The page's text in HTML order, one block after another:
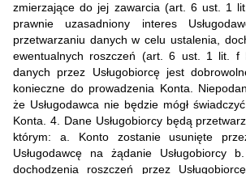
zmierzające do jej zawarcia (art. 6 ust. 1
prawnie uzasadniony interes
przetwarzaniu danych w celu ustalenia,
ewentualnych roszczeń (art. 6 ust. 1 lit. f
danych przez Usługobiorcę jest
konieczne do prowadzenia Konta.
że Usługodawca nie będzie mógł
Konta. 4. Dane Usługobiorcy będą
którym: a. Konto zostanie usunięte
Usługodawcę na żądanie Usługobiorcy
dochodzenia roszczeń przez